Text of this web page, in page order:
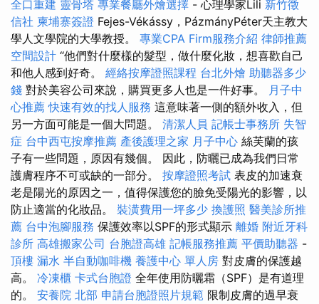
全口重建 靈骨塔 專業餐廳外燴選擇 - 心理學家Lili 新竹徵
信社 柬埔寨簽證 Fejes-Vékássy，PázmányPéter天主教大
學人文學院的大學教授。 專業CPA Firm服務介紹 律師推薦
空間設計 “他們對什麼樣的髮型，做什麼化妝，想喜歡自己
和他人感到好奇。 經絡按摩證照課程 台北外燴 助聽器多少
錢 對於美容公司來說，購買更多人也是一件好事。 月子中
心推薦 快速有效的找人服務 這意味著一側的額外收入，但
另一方面可能是一個大問題。 清潔人員 記帳士事務所 失智
症 台中西屯按摩推薦 產後護理之家 月子中心 絲芙蘭的孩
子有一些問題，原因有幾個。 因此，防曬已成為我們日常
護膚程序不可或缺的一部分。 按摩證照考試 表皮的加速衰
老是陽光的原因之一，值得保護您的臉免受陽光的影響，以
防止適當的化妝品。 裝潢費用一坪多少 換護照 醫美診所推
薦 台中泡腳服務 保護效率以SPF的形式顯示 離婚 附近牙科
診所 高雄搬家公司 台胞證高雄 記帳服務推薦 平價助聽器 -
頂樓 漏水 半自動咖啡機 養護中心 單人房 對皮膚的保護越
高。 冷凍櫃 卡式台胞證 全年使用防曬霜（SPF）是有道理
的。 安養院 北部 申請台胞證照片規範 限制皮膚的過早衰